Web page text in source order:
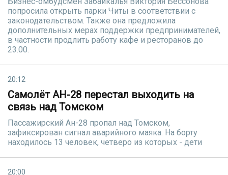
попросила открыть парки Читы в соответствии с
законодательством. Также она предложила
дополнительных мерах поддержки предпринимателей,
в частности продлить работу кафе и ресторанов до
23.00.
20:12
Самолёт АН-28 перестал выходить на
связь над Томском
Пассажирский Ан-28 пропал над Томском,
зафиксирован сигнал аварийного маяка. На борту
находилось 13 человек, четверо из которых - дети
20:00